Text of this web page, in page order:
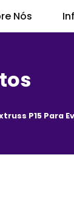
Nós
P15 Para